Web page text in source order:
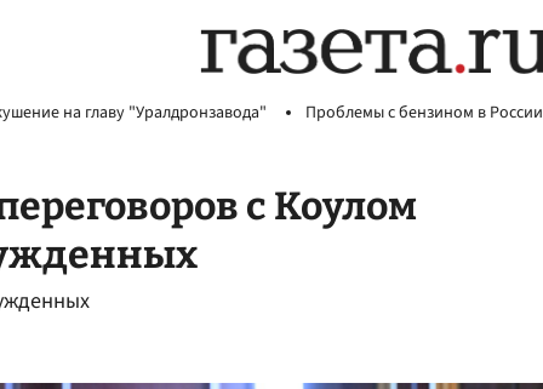
на главу "Уралдронзавода" Проблемы с бензином в России
с Коулом